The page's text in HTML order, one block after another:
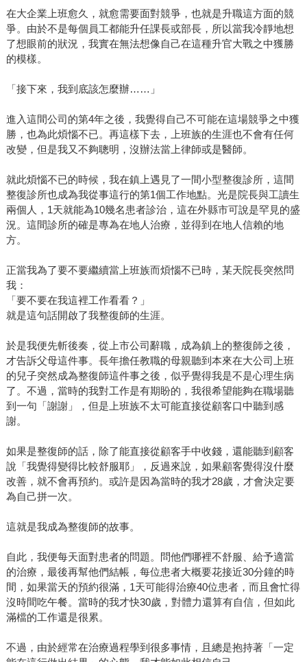
在大企業上班愈久，就愈需要面對競爭，也就是升職這方面的競
爭。由於不是每個員工都能升任課長或部長，所以當我冷靜地想
了想眼前的狀況，我實在無法想像自己在這種升官大戰之中獲勝
的模樣。
「接下來，我到底該怎麼辦……」
進入這間公司的第4年之後，我覺得自己不可能在這場競爭之中獲
勝，也為此煩惱不已。再這樣下去，上班族的生涯也不會有任何
改變，但是我又不夠聰明，沒辦法當上律師或是醫師。
就此煩惱不已的時候，我在鎮上遇見了一間小型整復診所，這間
整復診所也成為我從事這行的第1個工作地點。光是院長與工讀生
兩個人，1天就能為10幾名患者診治，這在外縣市可說是罕見的盛
況。這間診所的確是專為在地人治療，並得到在地人信賴的地
方。
正當我為了要不要繼續當上班族而煩惱不已時，某天院長突然問
我：
「要不要在我這裡工作看看？」
就是這句話開啟了我整復師的生涯。
於是我便先斬後奏，從上市公司辭職，成為鎮上的整復師之後，
才告訴父母這件事。長年擔任教職的母親聽到本來在大公司上班
的兒子突然成為整復師這件事之後，似乎覺得我是不是心理生病
了。不過，當時的我對工作是有期盼的，我很希望能夠在職場聽
到一句「謝謝」，但是上班族不太可能直接從顧客口中聽到感
謝。
如果是整復師的話，除了能直接從顧客手中收錢，還能聽到顧客
說「我覺得變得比較舒服耶」，反過來說，如果顧客覺得沒什麼
改善，就不會再預約。或許是因為當時的我才28歲，才會決定要
為自己拼一次。
這就是我成為整復師的故事。
自此，我便每天面對患者的問題。問他們哪裡不舒服、給予適當
的治療，最後再幫他們結帳，每位患者大概要花接近30分鐘的時
間，如果當天的預約很滿，1天可能得治療40位患者，而且會忙得
沒時間吃午餐。當時的我才快30歲，對體力還算有自信，但如此
滿檔的工作還是很累。
不過，由於經常在治療過程學到很多事情，且總是抱持著「一定